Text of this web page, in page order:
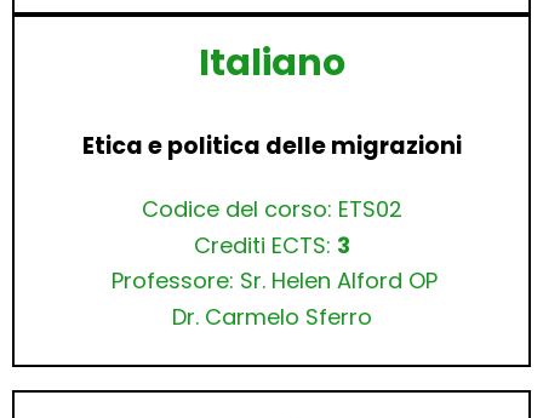
Italiano
Etica e politica delle migrazioni
Codice del corso: ETS02
Crediti ECTS: 3
Professore: Sr. Helen Alford OP
Dr. Carmelo Sferro